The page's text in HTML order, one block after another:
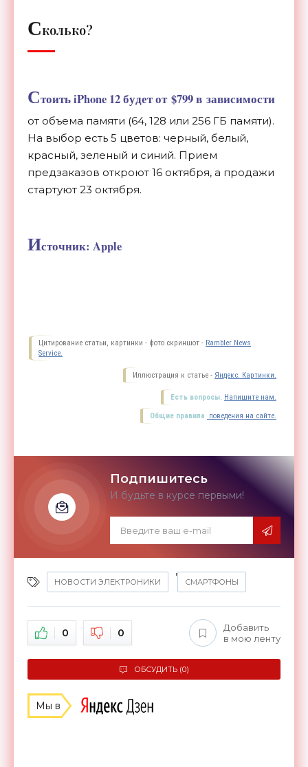
Сколько?
Стоить iPhone 12 будет от $799 в зависимости
от объема памяти (64, 128 или 256 ГБ памяти).
На выбор есть 5 цветов: черный, белый,
красный, зеленый и синий. Прием
предзаказов откроют 16 октября, а продажи
стартуют 23 октября.
Источник: Apple
Цитирование статьи, картинки - фото скриншот - Rambler News
Service.
Иллюстрация к статье - Яндекс. Картинки.
Есть вопросы. Напишите нам.
Общие правила поведения на сайте.
Подпишитесь
И будьте в курсе первыми!
НОВОСТИ ЭЛЕКТРОНИКИ
,
СМАРТФОНЫ
0 0
Добавить
в мою ленту
ОБСУДИТЬ (0)
Мы в